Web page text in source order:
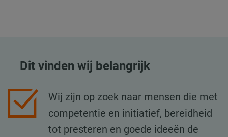
Dit vinden wij belangrijk
Wij zijn op zoek naar mensen die met
competentie en initiatief, bereidheid
tot presteren en goede ideeën de